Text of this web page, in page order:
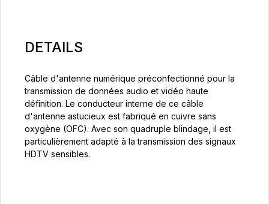
DETAILS
Câble d'antenne numérique préconfectionné pour la
transmission de données audio et vidéo haute
définition. Le conducteur interne de ce câble
d'antenne astucieux est fabriqué en cuivre sans
oxygène (OFC). Avec son quadruple blindage, il est
particulièrement adapté à la transmission des signaux
HDTV sensibles.